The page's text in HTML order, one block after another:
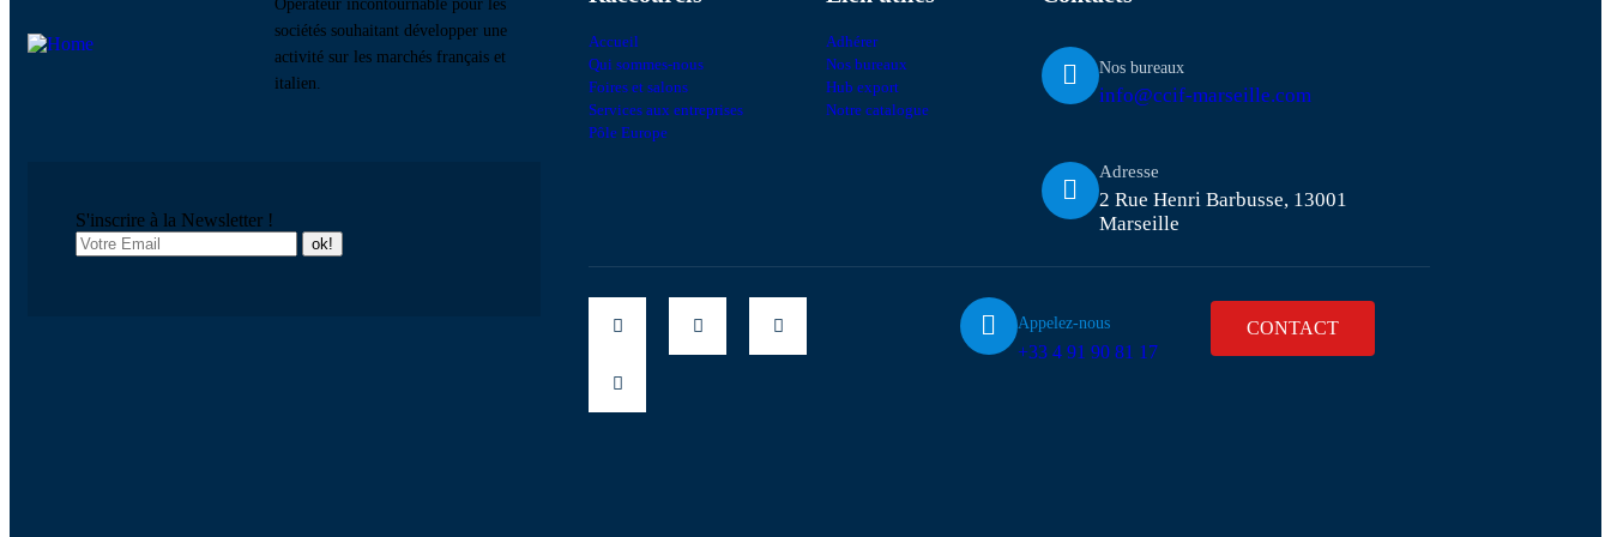
Opérateur incontournable pour les
sociétés souhaitant développer une
activité sur les marchés français et
italien.
S'inscrire à la Newsletter !
Accueil
Qui sommes-nous
Foires et salons
Services aux entreprises
Pôle Europe
Adhérer
Nos bureaux
Hub export
Notre catalogue
Nos bureaux
info@ccif-marseille.com
Adresse
2 Rue Henri Barbusse, 13001
Marseille
Appelez-nous
+33 4 91 90 81 17
CONTACT